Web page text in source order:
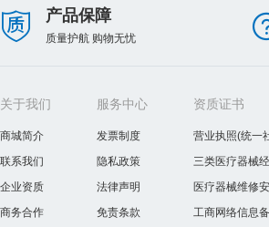
产品保障
质量护航 购物无忧
关于我们
商城简介
联系我们
企业资质
商务合作
服务中心
发票制度
隐私政策
法律声明
免责条款
资质证书
营业执照(统一
三类医疗器械
医疗器械维修
工商网络信息